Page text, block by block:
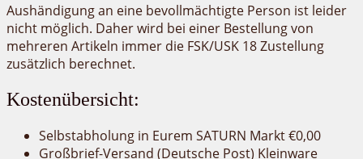
Aushändigung an eine bevollmächtigte Person ist leider
nicht möglich. Daher wird bei einer Bestellung von
mehreren Artikeln immer die FSK/USK 18 Zustellung
zusätzlich berechnet.
Kostenübersicht:
Selbstabholung in Eurem SATURN Markt €0,00
Großbrief-Versand (Deutsche Post) Kleinware